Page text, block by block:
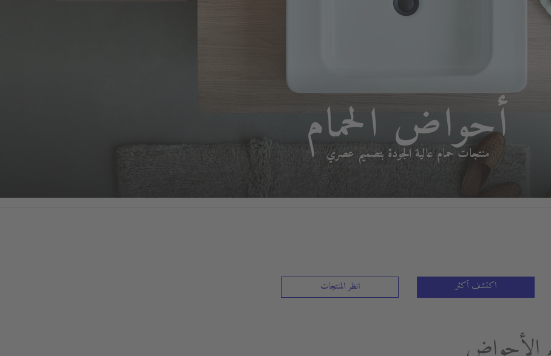
أحواض الحمام
منتجات حمام عالية الجودة بتصميم عصري
اكتشف أكثر انظر المنتجات